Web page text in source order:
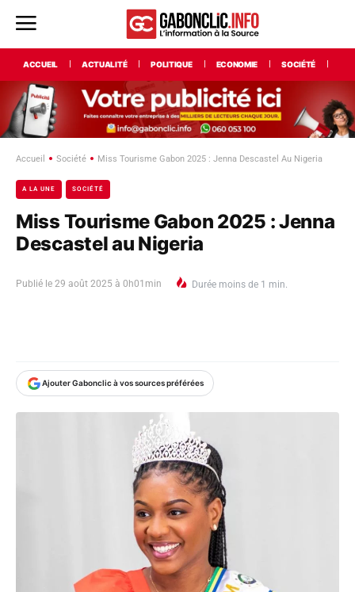
ACCUEIL ACTUALITÉ POLITIQUE ECONOMIE SOCIÉTÉ
Accueil Société Miss Tourisme Gabon 2025 : Jenna Descastel Au Nigeria
A LA UNE SOCIÉTÉ
Miss Tourisme Gabon 2025 : Jenna
Descastel au Nigeria
Publié le 29 août 2025 à 0h01min Durée moins de 1 min.
Ajouter Gabonclic à vos sources préférées